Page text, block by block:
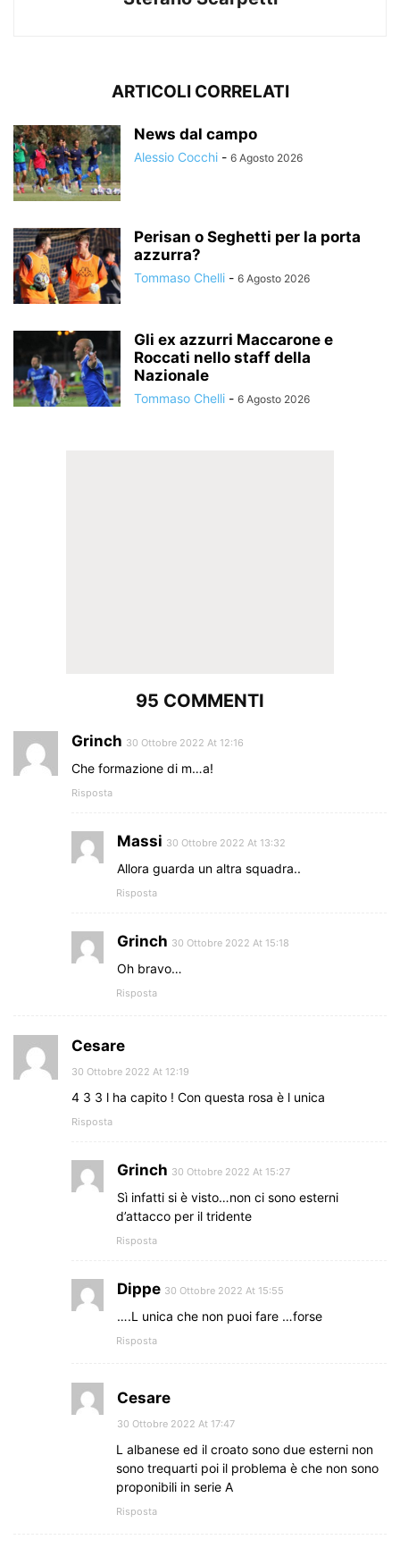
ARTICOLI CORRELATI
News dal campo
Alessio Cocchi - 6 Agosto 2026
Perisan o Seghetti per la porta
azzurra?
Tommaso Chelli - 6 Agosto 2026
Gli ex azzurri Maccarone e
Roccati nello staff della
Nazionale
Tommaso Chelli - 6 Agosto 2026
95 COMMENTI
Grinch 30 Ottobre 2022 At 12:16
Che formazione di m…a!
Risposta
Massi 30 Ottobre 2022 At 13:32
Allora guarda un altra squadra..
Risposta
Grinch 30 Ottobre 2022 At 15:18
Oh bravo…
Risposta
Cesare
30 Ottobre 2022 At 12:19
4 3 3 l ha capito ! Con questa rosa è l unica
Risposta
Grinch 30 Ottobre 2022 At 15:27
Sì infatti si è visto…non ci sono esterni
d’attacco per il tridente
Risposta
Dippe 30 Ottobre 2022 At 15:55
….L unica che non puoi fare …forse
Risposta
Cesare
30 Ottobre 2022 At 17:47
L albanese ed il croato sono due esterni non
sono trequarti poi il problema è che non sono
proponibili in serie A
Risposta